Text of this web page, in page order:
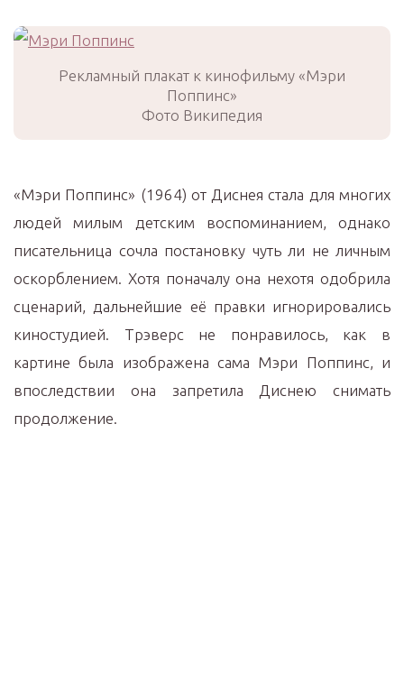
Рекламный плакат к кинофильму «Мэри
Поппинс»
Фото Википедия
«Мэри Поппинс» (1964) от Диснея стала для многих
людей милым детским воспоминанием, однако
писательница сочла постановку чуть ли не личным
оскорблением. Хотя поначалу она нехотя одобрила
сценарий, дальнейшие её правки игнорировались
киностудией. Трэверс не понравилось, как в
картине была изображена сама Мэри Поппинс, и
впоследствии она запретила Диснею снимать
продолжение.